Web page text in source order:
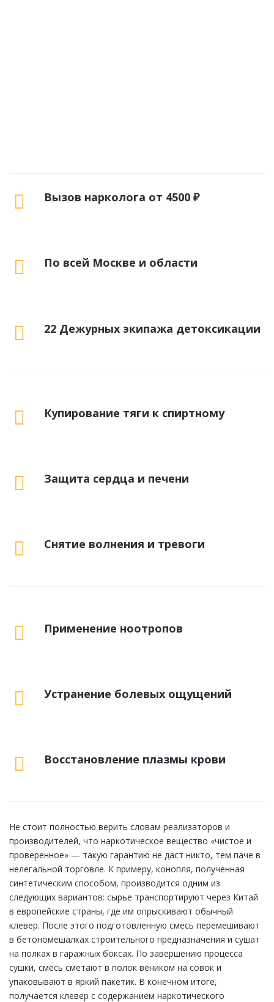
Вызов нарколога от 4500 ₽
По всей Москве и области
22 Дежурных экипажа детоксикации
Купирование тяги к спиртному
Защита сердца и печени
Снятие волнения и тревоги
Применение ноотропов
Устранение болевых ощущений
Восстановление плазмы крови
Не стоит полностью верить словам реализаторов и
производителей, что наркотическое вещество «чистое и
проверенное» — такую гарантию не даст никто, тем паче в
нелегальной торговле. К примеру, конопля, полученная
синтетическим способом, производится одним из
следующих вариантов: сырье транспортируют через Китай
в европейские страны, где им опрыскивают обычный
клевер. После этого подготовленную смесь перемешивают
в бетономешалках строительного предназначения и сушат
на полках в гаражных боксах. По завершению процесса
сушки, смесь сметают в полок веником на совок и
упаковывают в яркий пакетик. В конечном итоге,
получается клевер с содержанием наркотического